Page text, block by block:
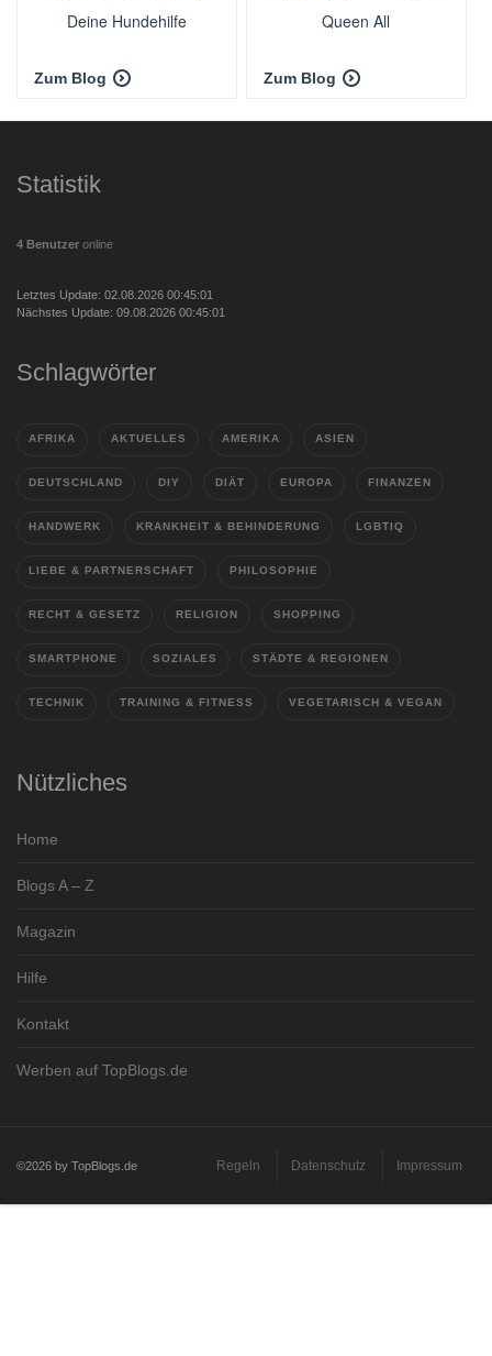
Deine Hundehilfe
Zum Blog
Queen All
Zum Blog
Statistik
4 Benutzer online
Letztes Update: 02.08.2026 00:45:01
Nächstes Update: 09.08.2026 00:45:01
Schlagwörter
AFRIKA AKTUELLES AMERIKA ASIEN
DEUTSCHLAND DIY DIÄT EUROPA FINANZEN
HANDWERK KRANKHEIT & BEHINDERUNG LGBTIQ
LIEBE & PARTNERSCHAFT PHILOSOPHIE
RECHT & GESETZ RELIGION SHOPPING
SMARTPHONE SOZIALES STÄDTE & REGIONEN
TECHNIK TRAINING & FITNESS VEGETARISCH & VEGAN
Nützliches
Home
Blogs A – Z
Magazin
Hilfe
Kontakt
Werben auf TopBlogs.de
©2026 by TopBlogs.de Regeln Datenschutz Impressum